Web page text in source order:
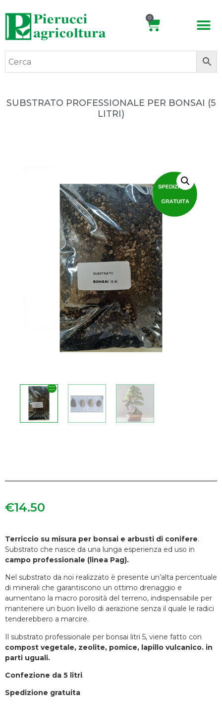
0
SUBSTRATO PROFESSIONALE PER BONSAI (5
LITRI)
€14.50
Terriccio su misura per bonsai e arbusti di conifere.
Substrato che nasce da una lunga esperienza ed uso in
campo professionale (linea Pag).
Nel substrato da noi realizzato è presente un’alta percentuale
di minerali che garantiscono un ottimo drenaggio e
aumentano la macro porosità del terreno, indispensabile per
mantenere un buon livello di aerazione senza il quale le radici
tenderebbero a marcire.
Il substrato professionale per bonsai litri 5, viene fatto con
compost vegetale, zeolite, pomice, lapillo vulcanico. in
parti uguali.
Confezione da 5 litri.
Spedizione gratuita